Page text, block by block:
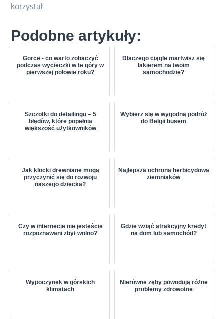
korzystał.
Podobne artykuły:
Gorce - co warto zobaczyć
podczas wycieczki w te góry w
pierwszej połowie roku?
Dlaczego ciągle martwisz się
lakierem na twoim
samochodzie?
Szczotki do detailingu – 5
błędów, które popełnia
większość użytkowników
Wybierz się w wygodną podróż
do Belgii busem
Jak klocki drewniane mogą
przyczynić się do rozwoju
naszego dziecka?
Najlepsza ochrona herbicydowa
ziemniaków
Czy w internecie nie jesteście
rozpoznawani zbyt wolno?
Gdzie wziąć atrakcyjny kredyt
na dom lub samochód?
Wypoczynek w górskich
klimatach
Nierówne zęby powodują różne
problemy zdrowotne